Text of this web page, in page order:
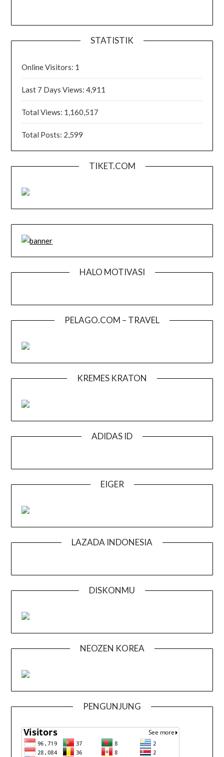
STATISTIK
Online Visitors: 1
Last 7 Days Views:4,911
Total Views: 1,160,517
Total Posts: 2,599
TIKET.COM
HALO MOTIVASI
PELAGO.COM – TRAVEL
KREMES KRATON
ADIDAS ID
EIGER
LAZADA INDONESIA
DISKONMU
NEOZEN KOREA
PENGUNJUNG